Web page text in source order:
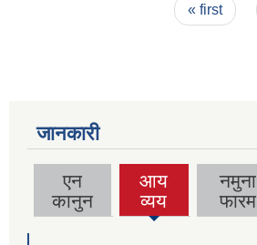
« first
जानकारी
एन
कानुन
आय
व्यय
(active
tab)
नमुना
फारम